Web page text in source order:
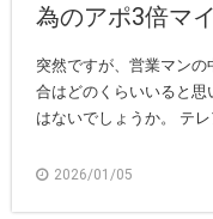
為のアポ3倍マ
突然ですが、営業マン
合はどのくらいいると
はないでしょうか。 テレ
2026/01/05